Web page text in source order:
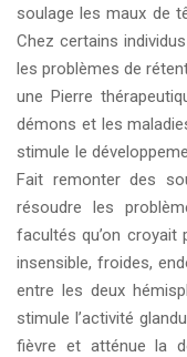
soulage les maux de
Chez certains
les problèmes de
une Pierre
démons et les
stimule le
Fait remonter des
résoudre les
facultés qu’on croyait
insensible, froides,
entre les deux
stimule l’activité
fièvre et atténue la